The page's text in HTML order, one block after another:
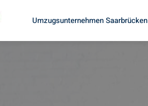
Umzugsunternehmen Saarbrücken